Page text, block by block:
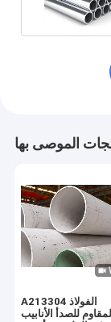
الموصى بها
A213304 الفولاذ
المقاوم للصدأ الأنابيب